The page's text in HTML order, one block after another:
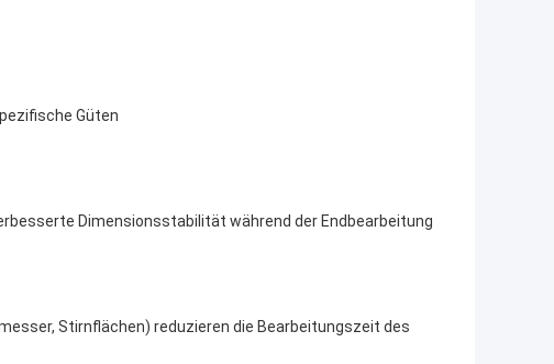
Güten
Dimensionsstabilität während der Endbearbeitung
Stirnflächen) reduzieren die Bearbeitungszeit des